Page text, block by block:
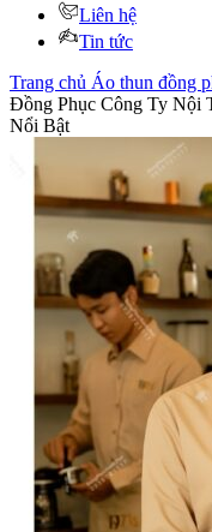
Liên hệ
Tin tức
Trang chủ Áo thun đồng
Đồng Phục Công Ty Nội
Nổi Bật